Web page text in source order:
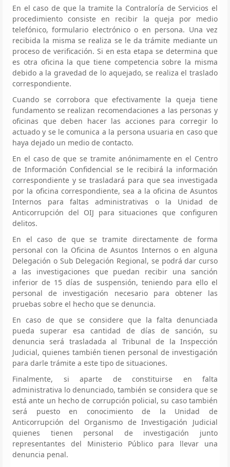
En el caso de que la tramite la Contraloría de Servicios el
procedimiento consiste en recibir la queja por medio
telefónico, formulario electrónico o en persona. Una vez
recibida la misma se realiza se le da trámite mediante un
proceso de verificación. Si en esta etapa se determina que
es otra oficina la que tiene competencia sobre la misma
debido a la gravedad de lo aquejado, se realiza el traslado
correspondiente.
Cuando se corrobora que efectivamente la queja tiene
fundamento se realizan recomendaciones a las personas y
oficinas que deben hacer las acciones para corregir lo
actuado y se le comunica a la persona usuaria en caso que
haya dejado un medio de contacto.
En el caso de que se tramite anónimamente en el Centro
de Información Confidencial se le recibirá la información
correspondiente y se trasladará para que sea investigada
por la oficina correspondiente, sea a la oficina de Asuntos
Internos para faltas administrativas o la Unidad de
Anticorrupción del OIJ para situaciones que configuren
delitos.
En el caso de que se tramite directamente de forma
personal con la Oficina de Asuntos Internos o en alguna
Delegación o Sub Delegación Regional, se podrá dar curso
a las investigaciones que puedan recibir una sanción
inferior de 15 días de suspensión, teniendo para ello el
personal de investigación necesario para obtener las
pruebas sobre el hecho que se denuncia.
En caso de que se considere que la falta denunciada
pueda superar esa cantidad de días de sanción, su
denuncia será trasladada al Tribunal de la Inspección
Judicial, quienes también tienen personal de investigación
para darle trámite a este tipo de situaciones.
Finalmente, si aparte de constituirse en falta
administrativa lo denunciado, también se considera que se
está ante un hecho de corrupción policial, su caso también
será puesto en conocimiento de la Unidad de
Anticorrupción del Organismo de Investigación Judicial
quienes tienen personal de investigación junto
representantes del Ministerio Público para llevar una
denuncia penal.